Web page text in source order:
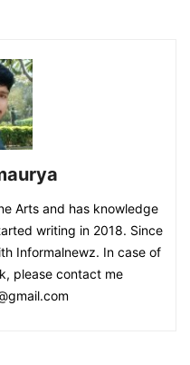
Arts and has knowledge
writing in 2018. Since
Informalnewz. In case of
please contact me